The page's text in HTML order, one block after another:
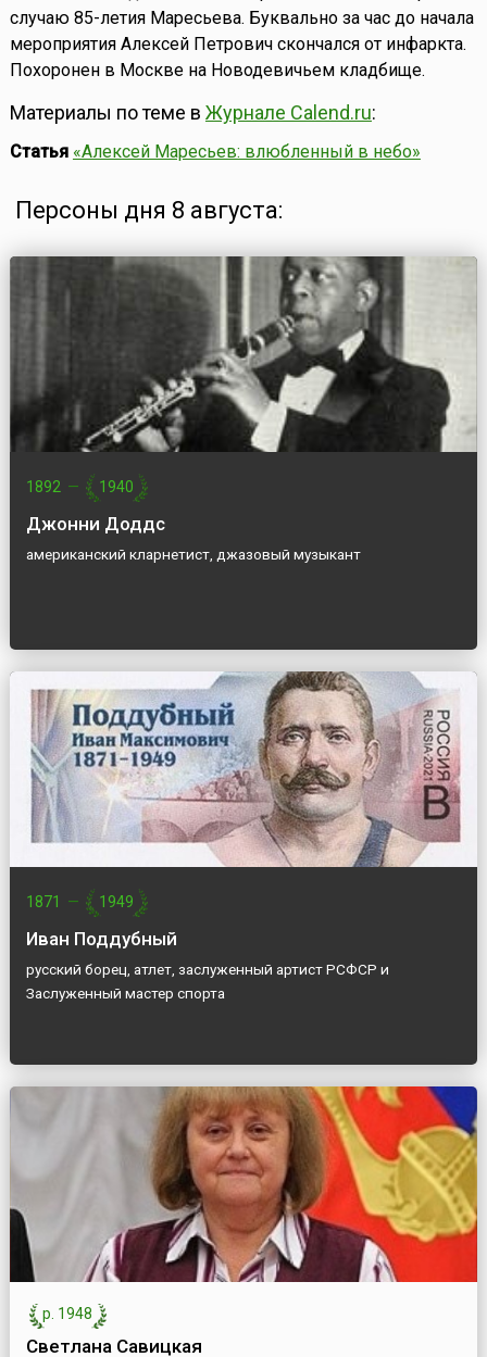
случаю 85-летия Маресьева. Буквально за час до начала
мероприятия Алексей Петрович скончался от инфаркта.
Похоронен в Москве на Новодевичьем кладбище.
Материалы по теме в Журнале Calend.ru:
Статья «Алексей Маресьев: влюбленный в небо»
Персоны дня 8 августа:
1892 — 1940
Джонни Доддс
американский кларнетист, джазовый музыкант
1871 — 1949
Иван Поддубный
русский борец, атлет, заслуженный артист РСФСР и
Заслуженный мастер спорта
р. 1948
Светлана Савицкая